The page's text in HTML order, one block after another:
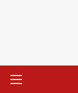
Menu